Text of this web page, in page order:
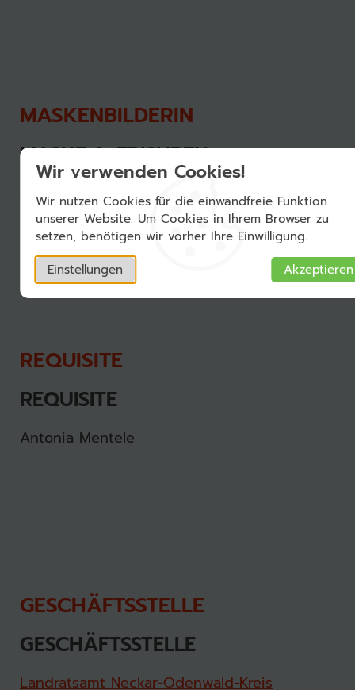
Wir verwenden Cookies!
Wir nutzen Cookies für die einwandfreie Funktion
unserer Website. Um Cookies in Ihrem Browser zu
setzen, benötigen wir vorher Ihre Einwilligung.
Einstellungen
Akzeptieren
MASKENBILDERIN
MASKE & FRISUREN
Nadja Werthmann
REQUISITE
REQUISITE
Antonia Mentele
GESCHÄFTSSTELLE
GESCHÄFTSSTELLE
Landratsamt Neckar-Odenwald-Kreis